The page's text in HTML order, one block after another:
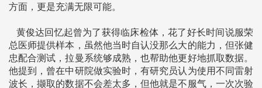
方面，更是充满无限可能。
黄俊达回忆起曾为了获得临床检体，花了好长时间说服荣
总医师提供样本，虽然他当时自认没那么大的能力，但张健
忠配合测试，拉曼系统够成熟，也帮助他更好地抓取数据。
他提到，曾在中研院做实验时，有研究员认为使用不同雷射
波长，撷取的数据不会差太多，但他就是不服气，一次次验